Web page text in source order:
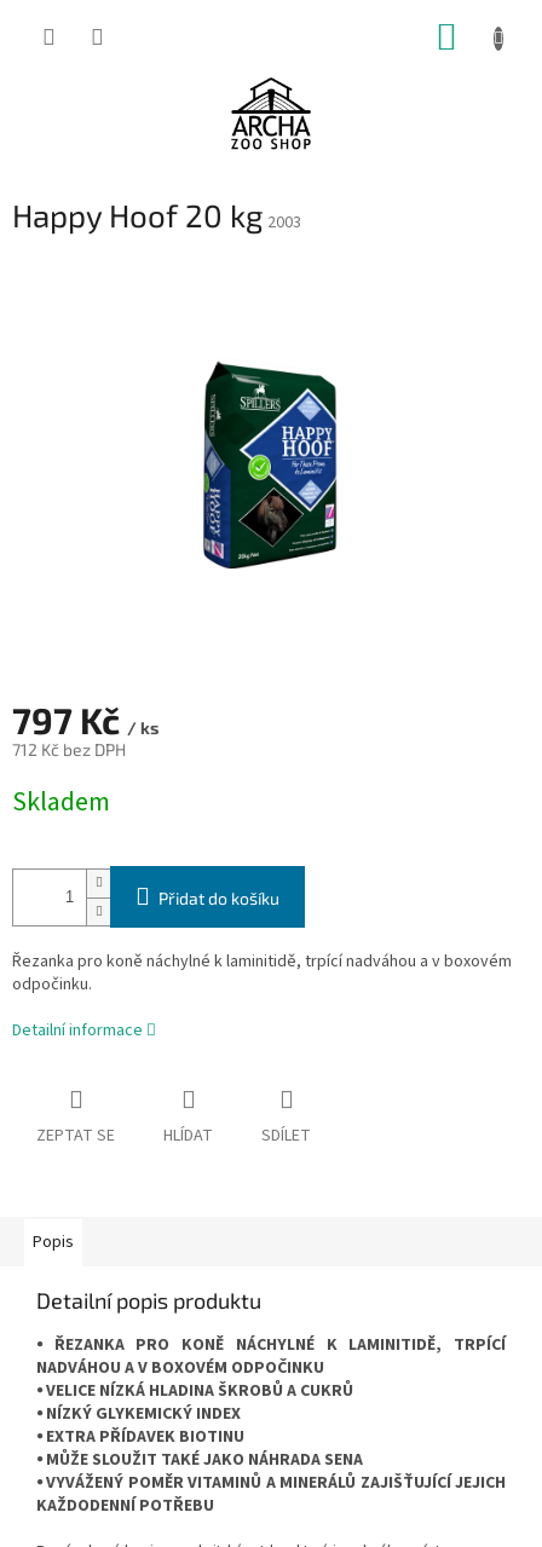
Happy Hoof 20 kg 2003
797 Kč / ks
712 Kč bez DPH
cena:
Skladem
Přidat do košíku
Řezanka pro koně náchylné k laminitidě, trpící nadváhou a v boxovém
odpočinku.
Detailní informace
ZEPTAT SE HLÍDAT SDÍLET
Popis
Detailní popis produktu
⦁ ŘEZANKA PRO KONĚ NÁCHYLNÉ K LAMINITIDĚ, TRPÍCÍ
NADVÁHOU A V BOXOVÉM ODPOČINKU
⦁ VELICE NÍZKÁ HLADINA ŠKROBŮ A CUKRŮ
⦁ NÍZKÝ GLYKEMICKÝ INDEX
⦁ EXTRA PŘÍDAVEK BIOTINU
⦁ MŮŽE SLOUŽIT TAKÉ JAKO NÁHRADA SENA
⦁ VYVÁŽENÝ POMĚR VITAMINŮ A MINERÁLŮ ZAJIŠŤUJÍCÍ JEJICH
KAŽDODENNÍ POTŘEBU